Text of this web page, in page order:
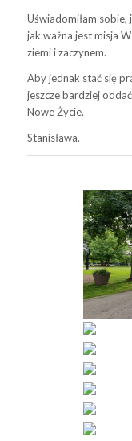
Uświadomiłam
jak ważna jest misja
ziemi i zaczynem.
Aby jednak stać się
jeszcze bardziej
Nowe Życie.
Stanisława.